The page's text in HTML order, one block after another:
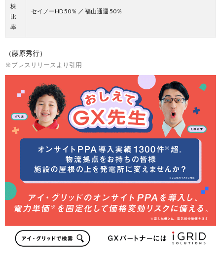
株
比
率
セイノーHD 50％ ／ 福山通運 50％
（藤原秀行）
※プレスリリースより引用